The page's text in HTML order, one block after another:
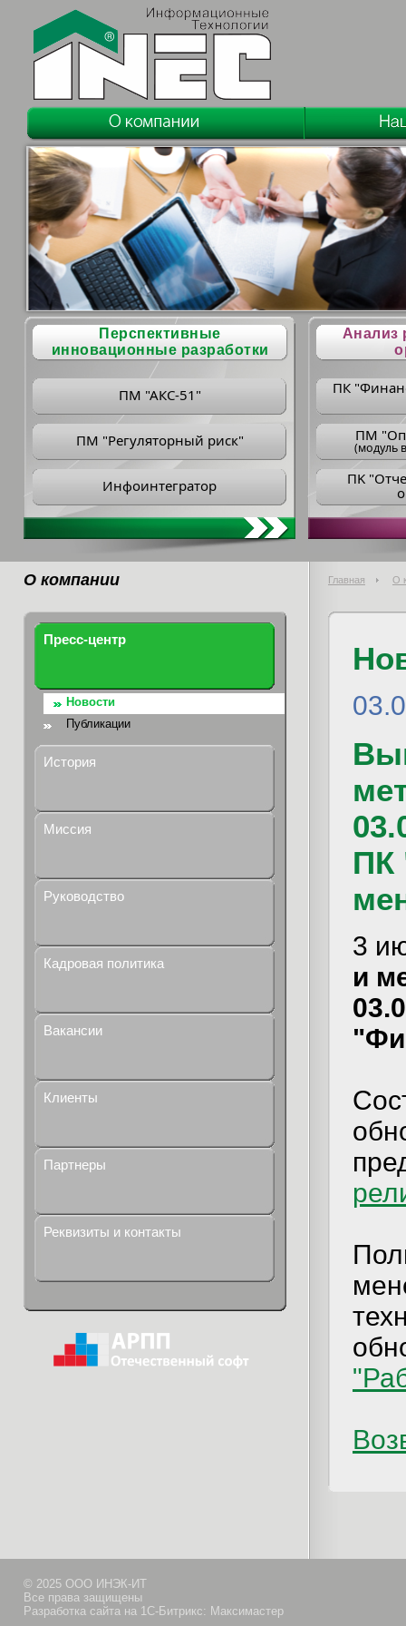
Перспективные
инновационные разработки
ПМ "АКС-51"
ПМ "Регуляторный риск"
Инфоинтегратор
Анализ
ПК
ПM
(модуль
ПK
О компании Главная О
Пресс-центр
Новости
Публикации
История
Миссия
Руководство
Кадровая политика
Вакансии
Клиенты
Партнеры
Реквизиты и контакты
ПК
3
и
© 2025 ООО ИНЭК-ИТ
Все права защищены
Разработка сайта на 1С-Битрикс: Максимастер